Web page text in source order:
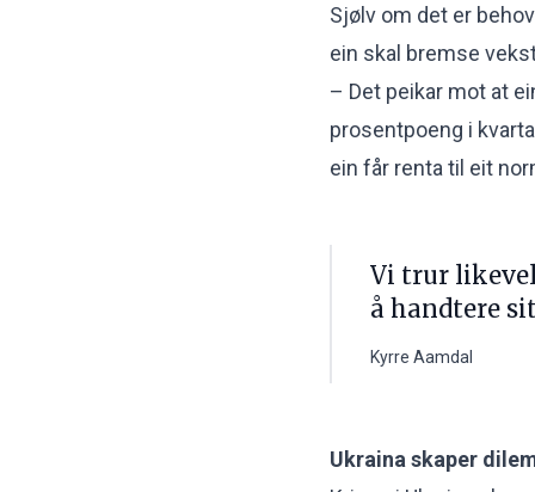
Sjølv om det er
ein skal bremse
– Det peikar mot at
prosentpoeng i
ein får renta til eit
Vi trur
å handtere
Kyrre Aamdal
Ukraina skaper